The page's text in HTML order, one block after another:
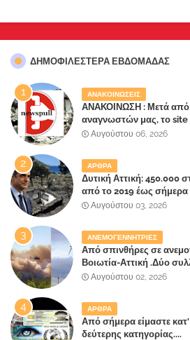
ΔΗΜΟΦΙΛΈΣΤΕΡΑ ΕΒΔΟΜΆΔΑΣ
ΑΝΑΚΟΙΝΩΣΕΙΣ
ΑΝΑΚΟΙΝΩΣΗ : Μετά από
αναγνωστών μας, το site
Αυγούστου 06, 2026
ΑΡΘΡΑ
Δυτική Αττική: 450.000
από το 2019 έως
έλαβε 40% και 45% στις
Αυγούστου 03, 2026
ΑΝΕΜΟΓΕΝΝΗΤΡΙΕΣ
Από σπινθήρες σε
Βοιωτία-Αττική .Δύο
την λάθος διαχείριση
Αυγούστου 02, 2026
ΑΡΘΡΑ
Από σήμερα είμαστε
δεύτερης κατηγορίας....